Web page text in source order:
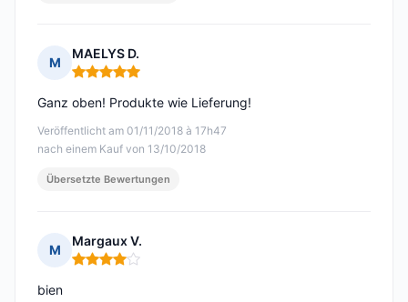
M
MAELYS D.
Hinweis: 5 von 5
Veröffentlicht am 01/11/2018 à 17h47
nach einem Kauf von 13/10/2018
Ganz oben! Produkte wie Lieferung!
Übersetzte Bewertungen
M
Margaux V.
Hinweis: 4 von 5
bien